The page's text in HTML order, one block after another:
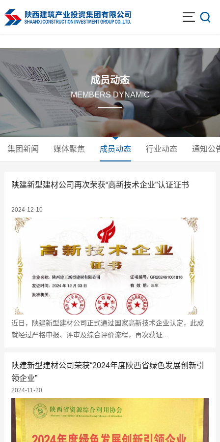
成员动态
MEMBERS DYNAMIC
集团新闻 媒体聚焦 成员动态 行业动态 通知公
陕建新型建材公司再次荣获“高新技术企业”认证证书
2024-12-10
近日，陕建新型建材公司正式通过国家高新技术企业认定，此成
就经过严格申报、评审及综合评价流程，再次获证...
陕建新型建材公司荣获“2024年度陕西省绿色发展创新引
领企业”
2024-11-20